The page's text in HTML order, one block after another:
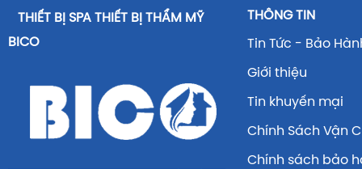
THIẾT BỊ SPA THIẾT BỊ THẨM MỸ
BICO
THÔNG TIN
Tin Tức - Bảo
Giới thiệu
Tin khuyến mại
Chính Sách Vận
Chính sách bảo